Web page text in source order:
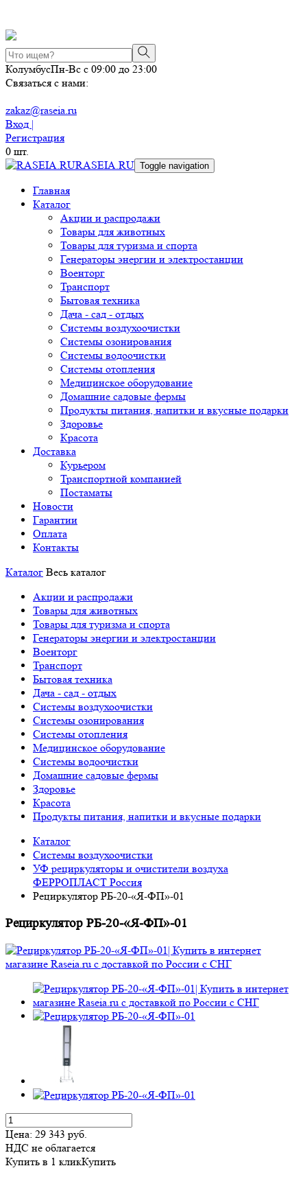
КолумбусПн-Вс с 09:00 до 23:00
Связаться с нами:
zakaz@raseia.ru
Вход |
Регистрация
0 шт.
RASEIA.RU Toggle navigation
Главная
Каталог
Акции и распродажи
Товары для животных
Товары для туризма и спорта
Генераторы энергии и электростанции
Военторг
Транспорт
Бытовая техника
Дача - сад - отдых
Системы воздухоочистки
Системы озонирования
Системы водоочистки
Системы отопления
Медицинское оборудование
Домашние садовые фермы
Продукты питания, напитки и вкусные подарки
Здоровье
Красота
Доставка
Курьером
Транспортной компанией
Постаматы
Новости
Гарантии
Оплата
Контакты
Каталог Весь каталог
Акции и распродажи
Товары для животных
Товары для туризма и спорта
Генераторы энергии и электростанции
Военторг
Транспорт
Бытовая техника
Дача - сад - отдых
Системы воздухоочистки
Системы озонирования
Системы отопления
Медицинское оборудование
Системы водоочистки
Домашние садовые фермы
Здоровье
Красота
Продукты питания, напитки и вкусные подарки
Каталог
Системы воздухоочистки
УФ рециркуляторы и очистители воздуха
ФЕРРОПЛАСТ Россия
Рециркулятор РБ-20-«Я-ФП»-01
Рециркулятор РБ-20-«Я-ФП»-01
Цена: 29 343 руб.
НДС не облагается
Купить в 1 кликКупить